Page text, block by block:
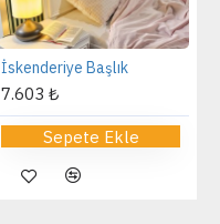
İskenderiye Başlık
7.603 ₺
Sepete Ekle